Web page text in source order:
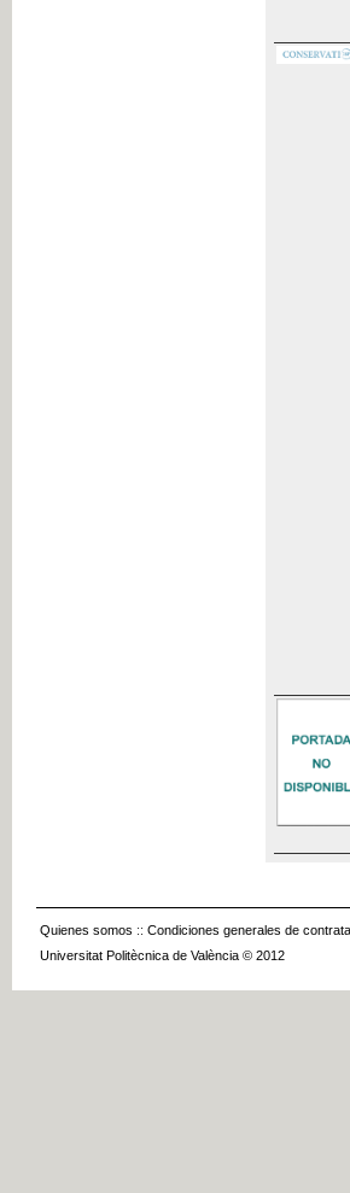
Quienes somos :: Condiciones generales de
Universitat Politècnica de València © 2012